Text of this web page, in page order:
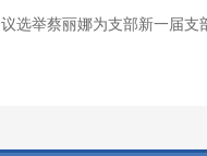
选举蔡丽娜为支部新一届